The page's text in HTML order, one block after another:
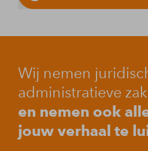
Wij nemen
administratieve
en nemen ook
jouw verhaal te